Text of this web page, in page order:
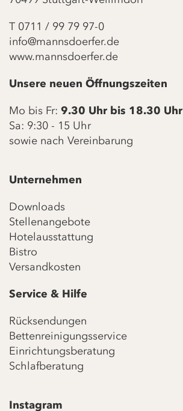
T 0711 / 99 79 97-0
info@mannsdoerfer.de
www.mannsdoerfer.de
Unsere neuen Öffnungszeiten
Mo bis Fr: 9.30 Uhr bis 18.30 Uhr
Sa: 9:30 - 15 Uhr
sowie nach Vereinbarung
Unternehmen
Downloads
Stellenangebote
Hotelausstattung
Bistro
Versandkosten
Service & Hilfe
Rücksendungen
Bettenreinigungsservice
Einrichtungsberatung
Schlafberatung
Instagram